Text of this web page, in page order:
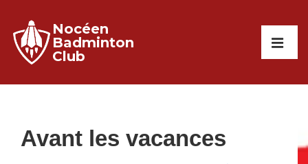
passer
contenu
principal
Nocéen
Badminton
Club
Avant les vacances